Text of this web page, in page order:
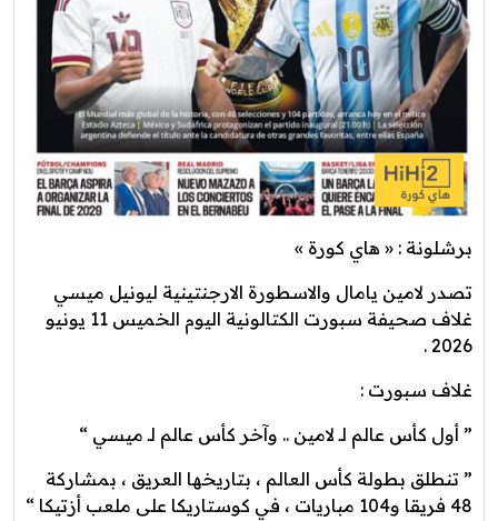
برشلونة : « هاي كورة »
تصدر لامين يامال والاسطورة الارجنتينية ليونيل ميسي
غلاف صحيفة سبورت الكتالونية اليوم الخميس 11 يونيو
2026 .
غلاف سبورت :
” أول كأس عالم لـ لامين .. وآخر كأس عالم لـ ميسي “
” تنطلق بطولة كأس العالم ، بتاريخها العريق ، بمشاركة
48 فريقا و104 مباريات ، في كوستاريكا على ملعب أزتيكا “